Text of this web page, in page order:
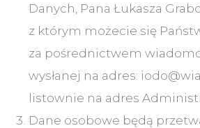
Danych, Pana Łukasza
z którym możecie się
za pośrednictwem
wysłanej na adres:
listownie na adres
Dane osobowe będą